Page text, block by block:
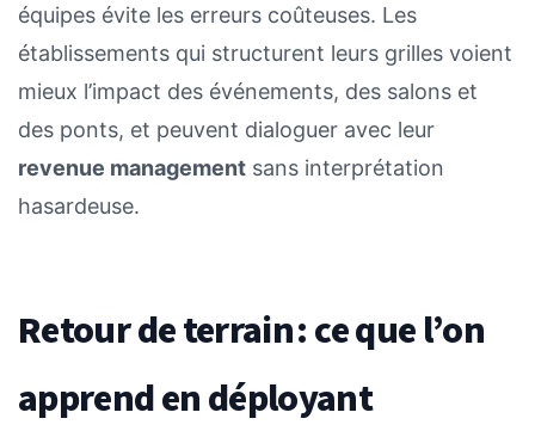
équipes évite les erreurs coûteuses. Les
établissements qui structurent leurs grilles voient
mieux l’impact des événements, des salons et
des ponts, et peuvent dialoguer avec leur
revenue management sans interprétation
hasardeuse.
Retour de terrain : ce que l’on
apprend en déployant